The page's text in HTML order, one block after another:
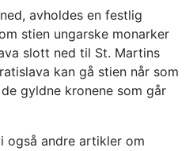
avholdes en festlig
stien ungarske monarker
slott ned til St. Martins
kan gå stien når som
gyldne kronene som går
også andre artikler om